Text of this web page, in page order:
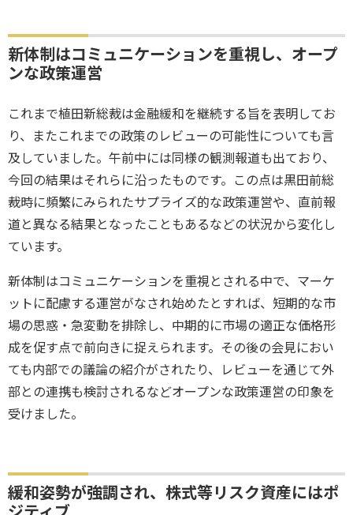
新体制はコミュニケーションを重視し、オープ
ンな政策運営
これまで植田新総裁は金融緩和を継続する旨を表明してお
り、またこれまでの政策のレビューの可能性についても言
及していました。午前中には同様の観測報道も出ており、
今回の結果はそれらに沿ったものです。この点は黒田前総
裁時に頻繁にみられたサプライズ的な政策運営や、直前報
道と異なる結果となったこともあるなどの状況から変化し
ています。
新体制はコミュニケーションを重視とされる中で、マーケ
ットに配慮する運営がなされ始めたとすれば、短期的な市
場の思惑・急変動を排除し、中期的に市場の適正な価格形
成を促す点で前向きに捉えられます。その後の会見におい
ても内部での議論の紹介がされたり、レビューを通じて外
部との連携も検討されるなどオープンな政策運営の印象を
受けました。
緩和姿勢が強調され、株式等リスク資産にはポ